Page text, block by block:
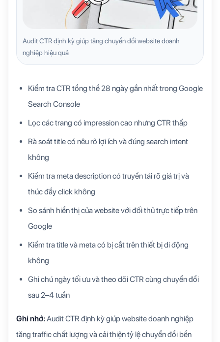
Audit CTR định kỳ giúp tăng chuyển đổi website doanh
nghiệp hiệu quả
Kiểm tra CTR tổng thể 28 ngày gần nhất trong Google
Search Console
Lọc các trang có impression cao nhưng CTR thấp
Rà soát title có nêu rõ lợi ích và đúng search intent
không
Kiểm tra meta description có truyền tải rõ giá trị và
thúc đẩy click không
So sánh hiển thị của website với đối thủ trực tiếp trên
Google
Kiểm tra title và meta có bị cắt trên thiết bị di động
không
Ghi chú ngày tối ưu và theo dõi CTR cùng chuyển đổi
sau 2–4 tuần
Ghi nhớ:Audit CTR định kỳ giúp website doanh nghiệp
tăng traffic chất lượng và cải thiện tỷ lệ chuyển đổi bền